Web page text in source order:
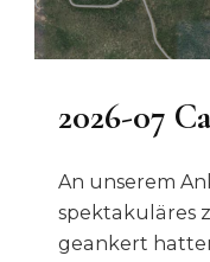
2026-07
An unserem
spektakuläres
geankert